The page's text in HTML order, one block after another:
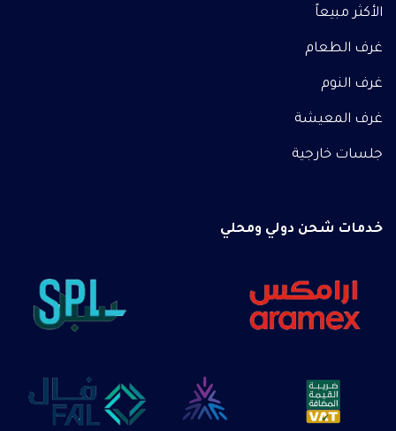
الأكثر مبيعاً
غرف الطعام
غرف النوم
غرف المعيشة
جلسات خارجية
خدمات شحن دولي ومحلي